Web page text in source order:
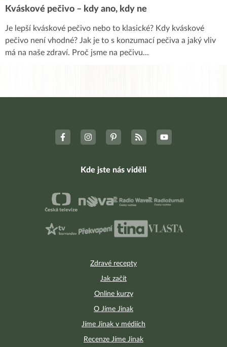
Kváskové pečivo – kdy ano, kdy ne
Je lepší kváskové pečivo nebo to klasické? Kdy kváskové
pečivo není vhodné? Jak je to s konzumací pečiva a jaký vliv
má na naše zdraví. Proč jsme na pečivu...
Zdravé recepty
Jak začít
Online kurzy
O Jíme Jinak
Jíme Jinak v médiích
Recenze Jíme Jinak
Kde jste nás viděli